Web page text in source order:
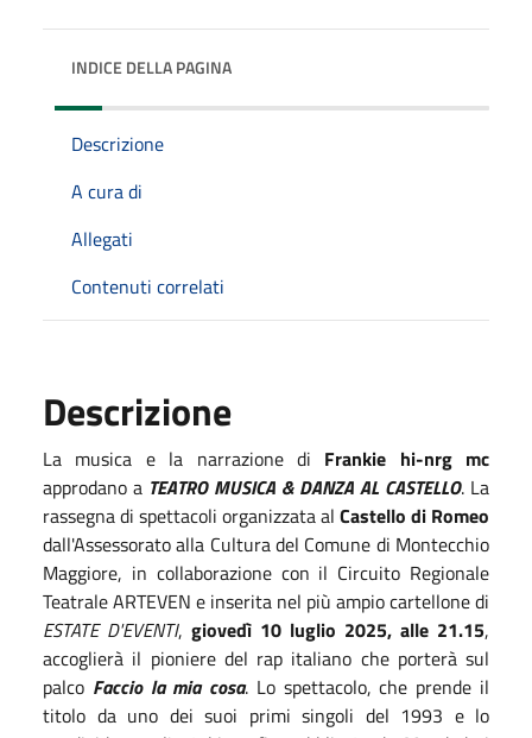
INDICE DELLA PAGINA
Descrizione
A cura di
Allegati
Contenuti correlati
Descrizione
La musica e la narrazione di Frankie hi-nrg mc
approdano a TEATRO MUSICA & DANZA AL CASTELLO. La
rassegna di spettacoli organizzata al Castello di Romeo
dall'Assessorato alla Cultura del Comune di Montecchio
Maggiore, in collaborazione con il Circuito Regionale
Teatrale ARTEVEN e inserita nel più ampio cartellone di
ESTATE D'EVENTI, giovedì 10 luglio 2025, alle 21.15,
accoglierà il pioniere del rap italiano che porterà sul
palco Faccio la mia cosa. Lo spettacolo, che prende il
titolo da uno dei suoi primi singoli del 1993 e lo